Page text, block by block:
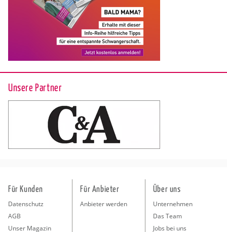
Unsere Partner
Für Kunden
Datenschutz
AGB
Unser Magazin
Für Anbieter
Anbieter werden
Über uns
Unternehmen
Das Team
Jobs bei uns